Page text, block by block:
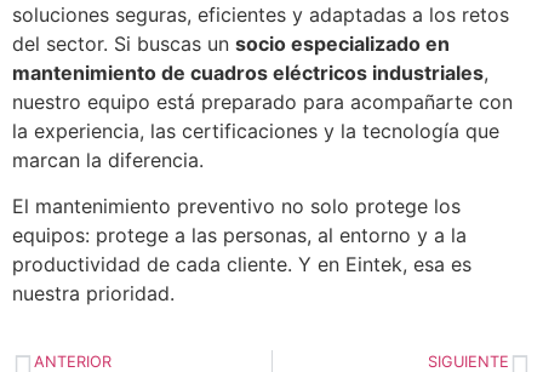
soluciones seguras, eficientes y adaptadas a los retos
del sector. Si buscas un socio especializado en
mantenimiento de cuadros eléctricos industriales,
nuestro equipo está preparado para acompañarte con
la experiencia, las certificaciones y la tecnología que
marcan la diferencia.
El mantenimiento preventivo no solo protege los
equipos: protege a las personas, al entorno y a la
productividad de cada cliente. Y en Eintek, esa es
nuestra prioridad.
ANTERIOR SIGUIENTE